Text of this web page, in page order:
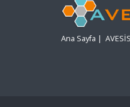
Ana Sayfa |